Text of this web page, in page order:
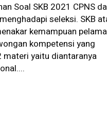
Soal SKB 2021 CPNS
seleksi. SKB
kemampuan
kompetensi yang
materi yaitu diantaranya